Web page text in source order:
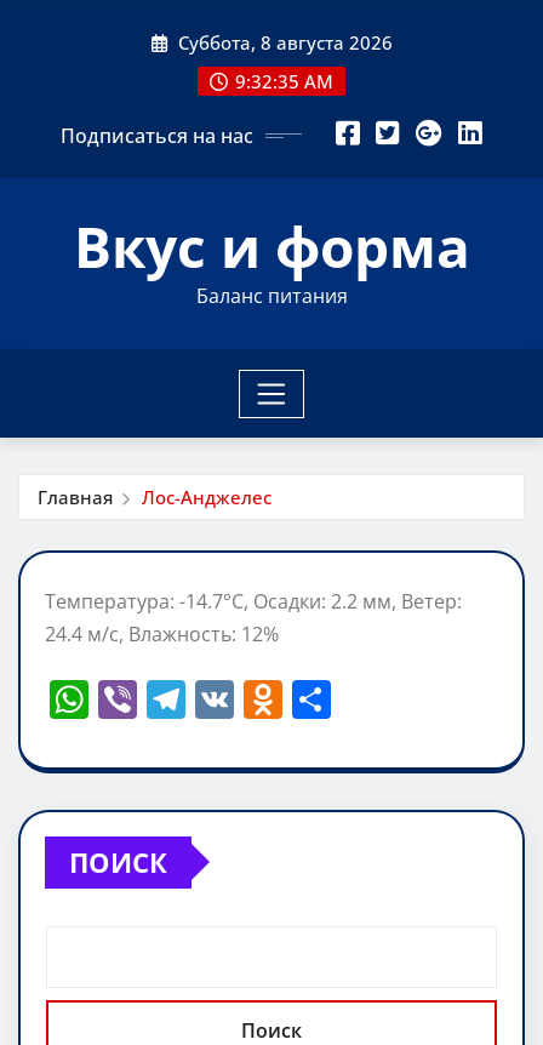
Суббота, 8 августа 2026
9:32:35 AM
Подписаться на нас
Вкус и форма
Баланс питания
Главная Лос-Анджелес
Температура: -14.7°C, Осадки: 2.2 мм, Ветер:
24.4 м/с, Влажность: 12%
W
at
s
A
p
Vi
er
T
e
gr
a
m
V O
n
o
ki
п
р
ь
ПОИСК
Поиск